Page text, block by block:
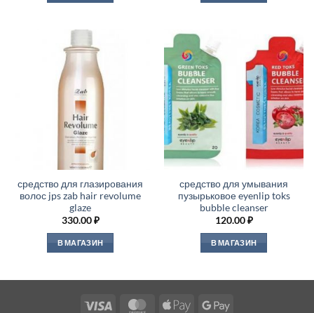
средство для глазирования
волос jps zab hair revolume
glaze
330.00₽
В МАГАЗИН
средство для умывания
пузырьковое eyenlip toks
bubble cleanser
120.00₽
В МАГАЗИН
Visa MasterCardApple Google